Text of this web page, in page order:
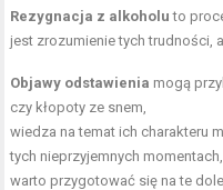
Rezygnacja z alkoholu to
jest zrozumienie tych trudności,
Objawy odstawienia mogą
czy kłopoty ze snem,
wiedza na temat ich charakteru
tych nieprzyjemnych momentach,
warto przygotować się na te